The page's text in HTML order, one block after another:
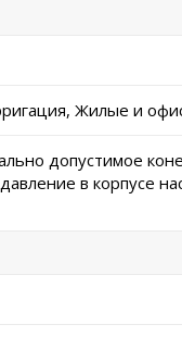
Жилые и
допустимое
в корпусе